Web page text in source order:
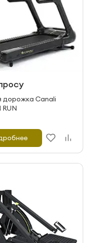
дорожка Canali
RUN